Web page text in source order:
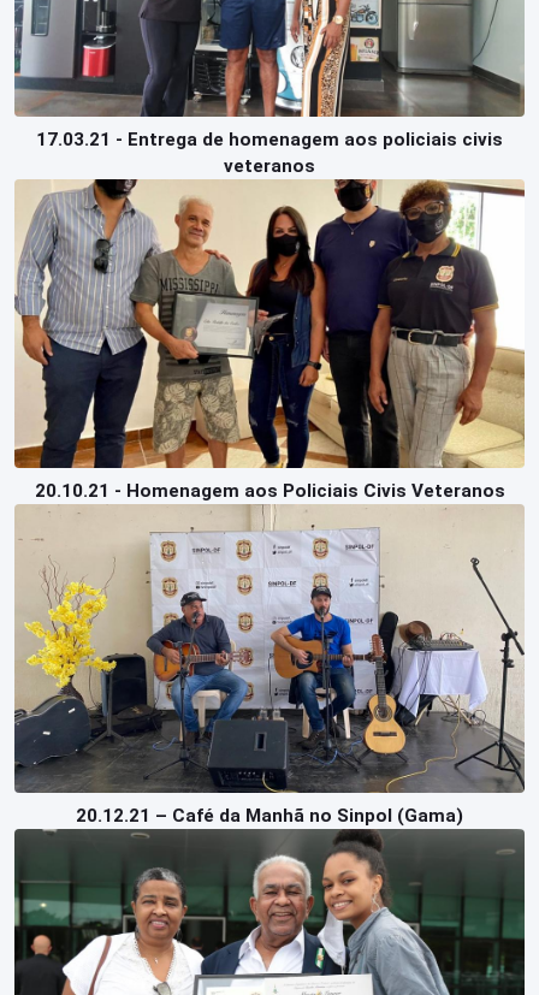
17.03.21 - Entrega de homenagem aos policiais civis
veteranos
20.10.21 - Homenagem aos Policiais Civis Veteranos
20.12.21 – Café da Manhã no Sinpol (Gama)